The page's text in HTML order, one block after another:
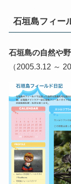
石垣島フィー
石垣島の自然や
（2005.3.12 ～